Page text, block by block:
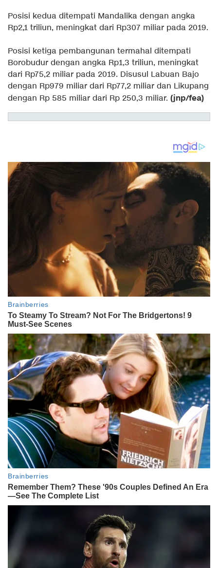
Posisi kedua ditempati Mandalika dengan angka
Rp2,1 triliun, meningkat dari Rp307 miliar pada 2019.
Posisi ketiga pembangunan termahal ditempati
Borobudur dengan angka Rp1,3 triliun, meningkat
dari Rp75,2 miliar pada 2019. Disusul Labuan Bajo
dengan Rp979 miliar dari Rp77,2 miliar dan Likupang
dengan Rp 585 miliar dari Rp 250,3 miliar. (jnp/fea)